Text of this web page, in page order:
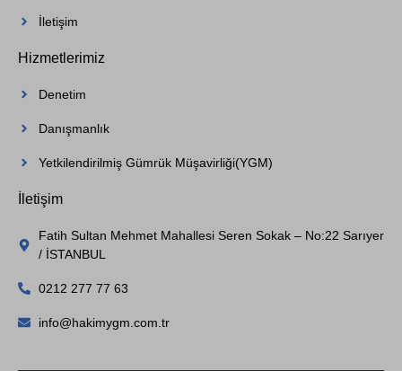
İletişim
Hizmetlerimiz
Denetim
Danışmanlık
Yetkilendirilmiş Gümrük Müşavirliği(YGM)
İletişim
Fatih Sultan Mehmet Mahallesi Seren Sokak – No:22 Sarıyer
/ İSTANBUL
0212 277 77 63
info@hakimygm.com.tr